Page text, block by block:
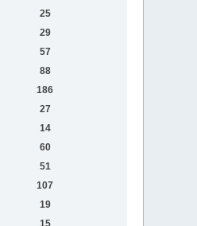
25
29
57
88
186
27
14
60
51
107
19
15